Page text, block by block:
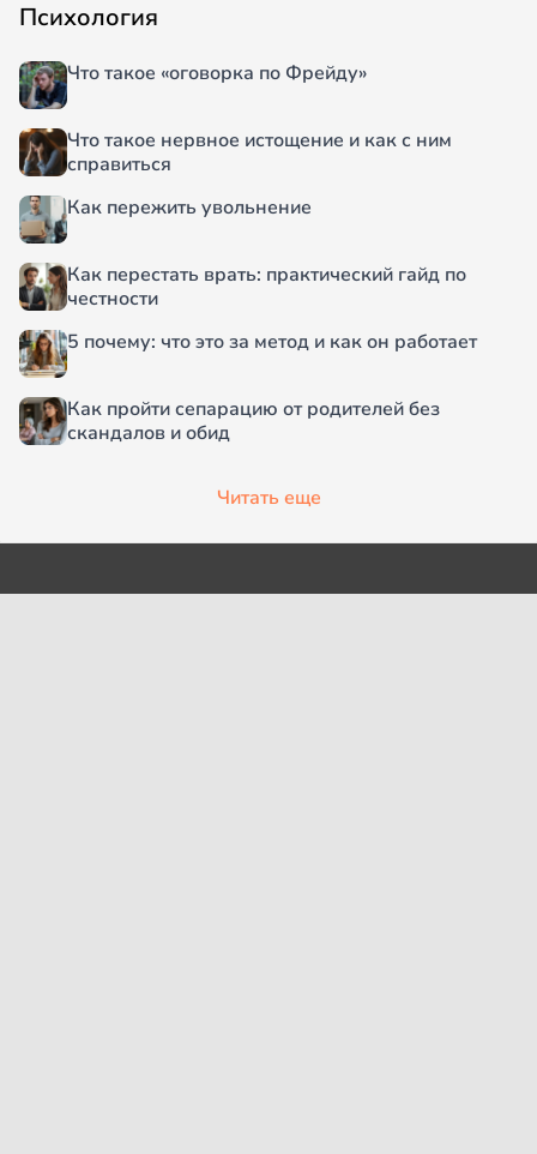
Психология
Что такое «оговорка по Фрейду»
Что такое нервное истощение и как с ним
справиться
Как пережить увольнение
Как перестать врать: практический гайд по
честности
5 почему: что это за метод и как он работает
Как пройти сепарацию от родителей без
скандалов и обид
Читать еще